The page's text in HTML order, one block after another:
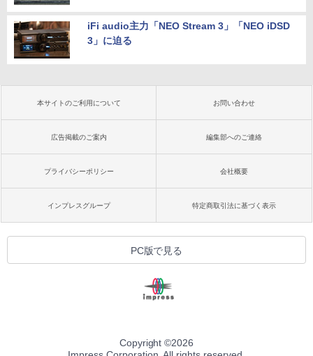
iFi audio主力「NEO Stream 3」「NEO iDSD
3」に迫る
本サイトのご利用について お問い合わせ
広告掲載のご案内 編集部へのご連絡
プライバシーポリシー 会社概要
インプレスグループ 特定商取引法に基づく表示
PC版で見る
Copyright ©2026